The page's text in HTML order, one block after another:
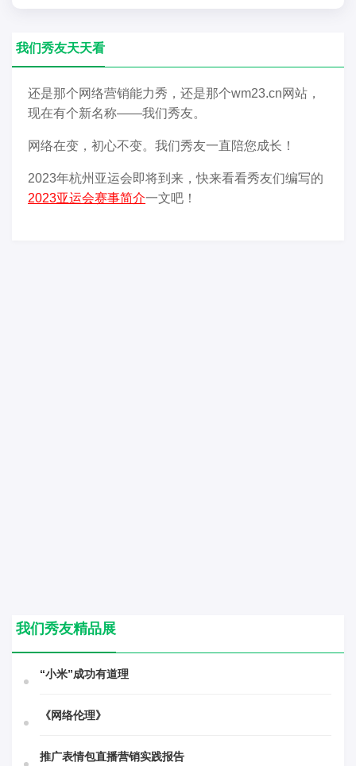
我们秀友天天看
还是那个网络营销能力秀，还是那个wm23.cn网站，
现在有个新名称——我们秀友。
网络在变，初心不变。我们秀友一直陪您成长！
2023年杭州亚运会即将到来，快来看看秀友们编写的
2023亚运会赛事简介一文吧！
我们秀友精品展
“小米”成功有道理
《网络伦理》
推广表情包直播营销实践报告